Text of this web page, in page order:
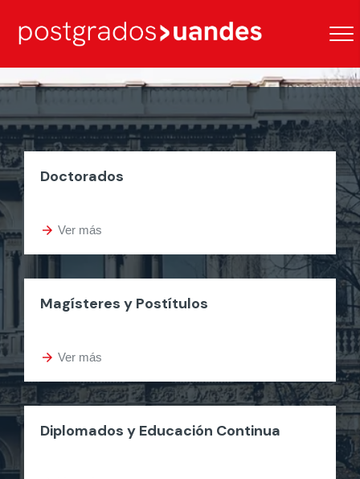
Doctorados
arrow_forward Ver más
Magísteres y Postítulos
arrow_forward Ver más
Diplomados y Educación Continua